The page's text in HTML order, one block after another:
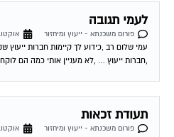
לעמי תגובה
פורום משכנתא - ייעוץ ומיחזור
אוקטובר
עמי שלום רב ,כידוע לך קיימות חברות ייעוץ
,חברות ייעוץ … ,לא מעניין אותי כמה הם
תעודת זכאות
פורום משכנתא - ייעוץ ומיחזור
אוקטובר